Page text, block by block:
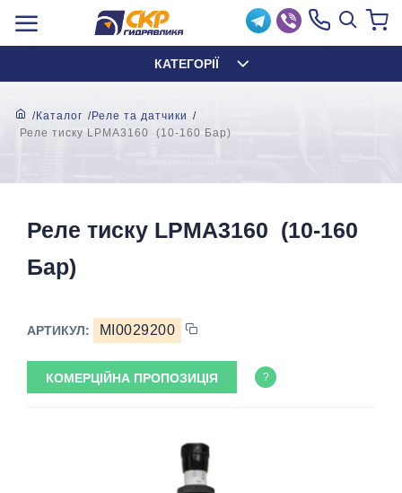
КАТЕГОРІЇ
Каталог
Реле та датчики
Реле тиску LPMA3160 (10-160 Бар)
Реле тиску LPMA3160 (10-160
Бар)
АРТИКУЛ: MI0029200
КОМЕРЦІЙНА ПРОПОЗИЦІЯ ?